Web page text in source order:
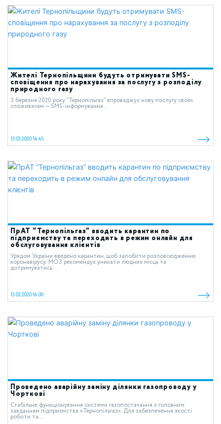
Жителі Тернопільщини будуть отримувати SMS-
сповіщення про нарахування за послугу з розподілу
природного газу
З березня 2020 року “Тернопільгаз” впроваджує нову послугу своїм
споживачам — SMS-інформування...
13.03.2020 14:45
ПрАТ “Тернопільгаз” вводить карантин по
підприємству та переходить в режим онлайн для
обслуговування клієнтів
Урядом України введено карантин, щоб запобігти розповсюдженню
коронавірусу. МОЗ рекомендує уникати людних місць та
дотримуватись...
13.03.2020 16:00
Проведено аварійну заміну ділянки газопроводу у
Чорткові
Стабільне функціонування системи газопостачання є головним
завданням підприємства «Тернопільгаз». Для забезпечення якості
роботи та...